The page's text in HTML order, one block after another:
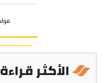
الأكثر قراءة